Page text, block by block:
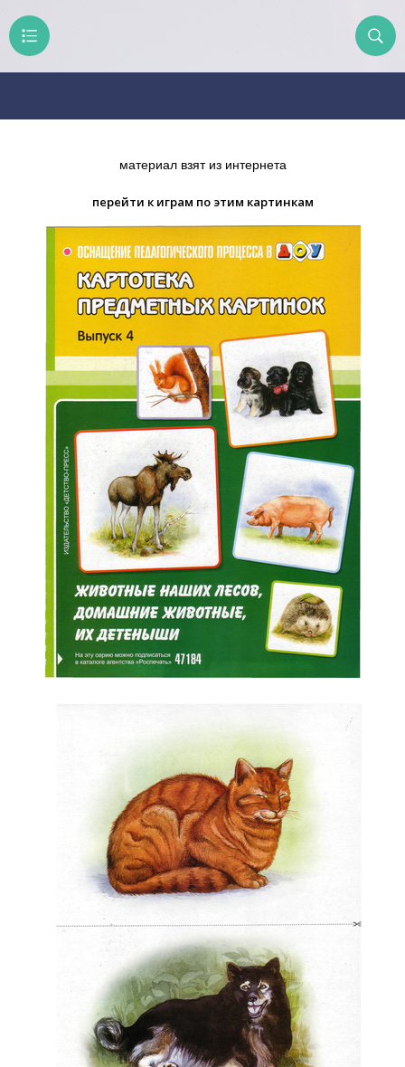
материал взят из интернета
перейти к играм по этим картинкам